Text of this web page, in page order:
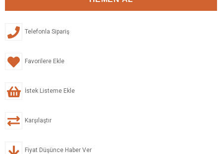
Telefonla Sipariş
Favorilere Ekle
İstek Listeme Ekle
Karşılaştır
Fiyat Düşünce Haber Ver